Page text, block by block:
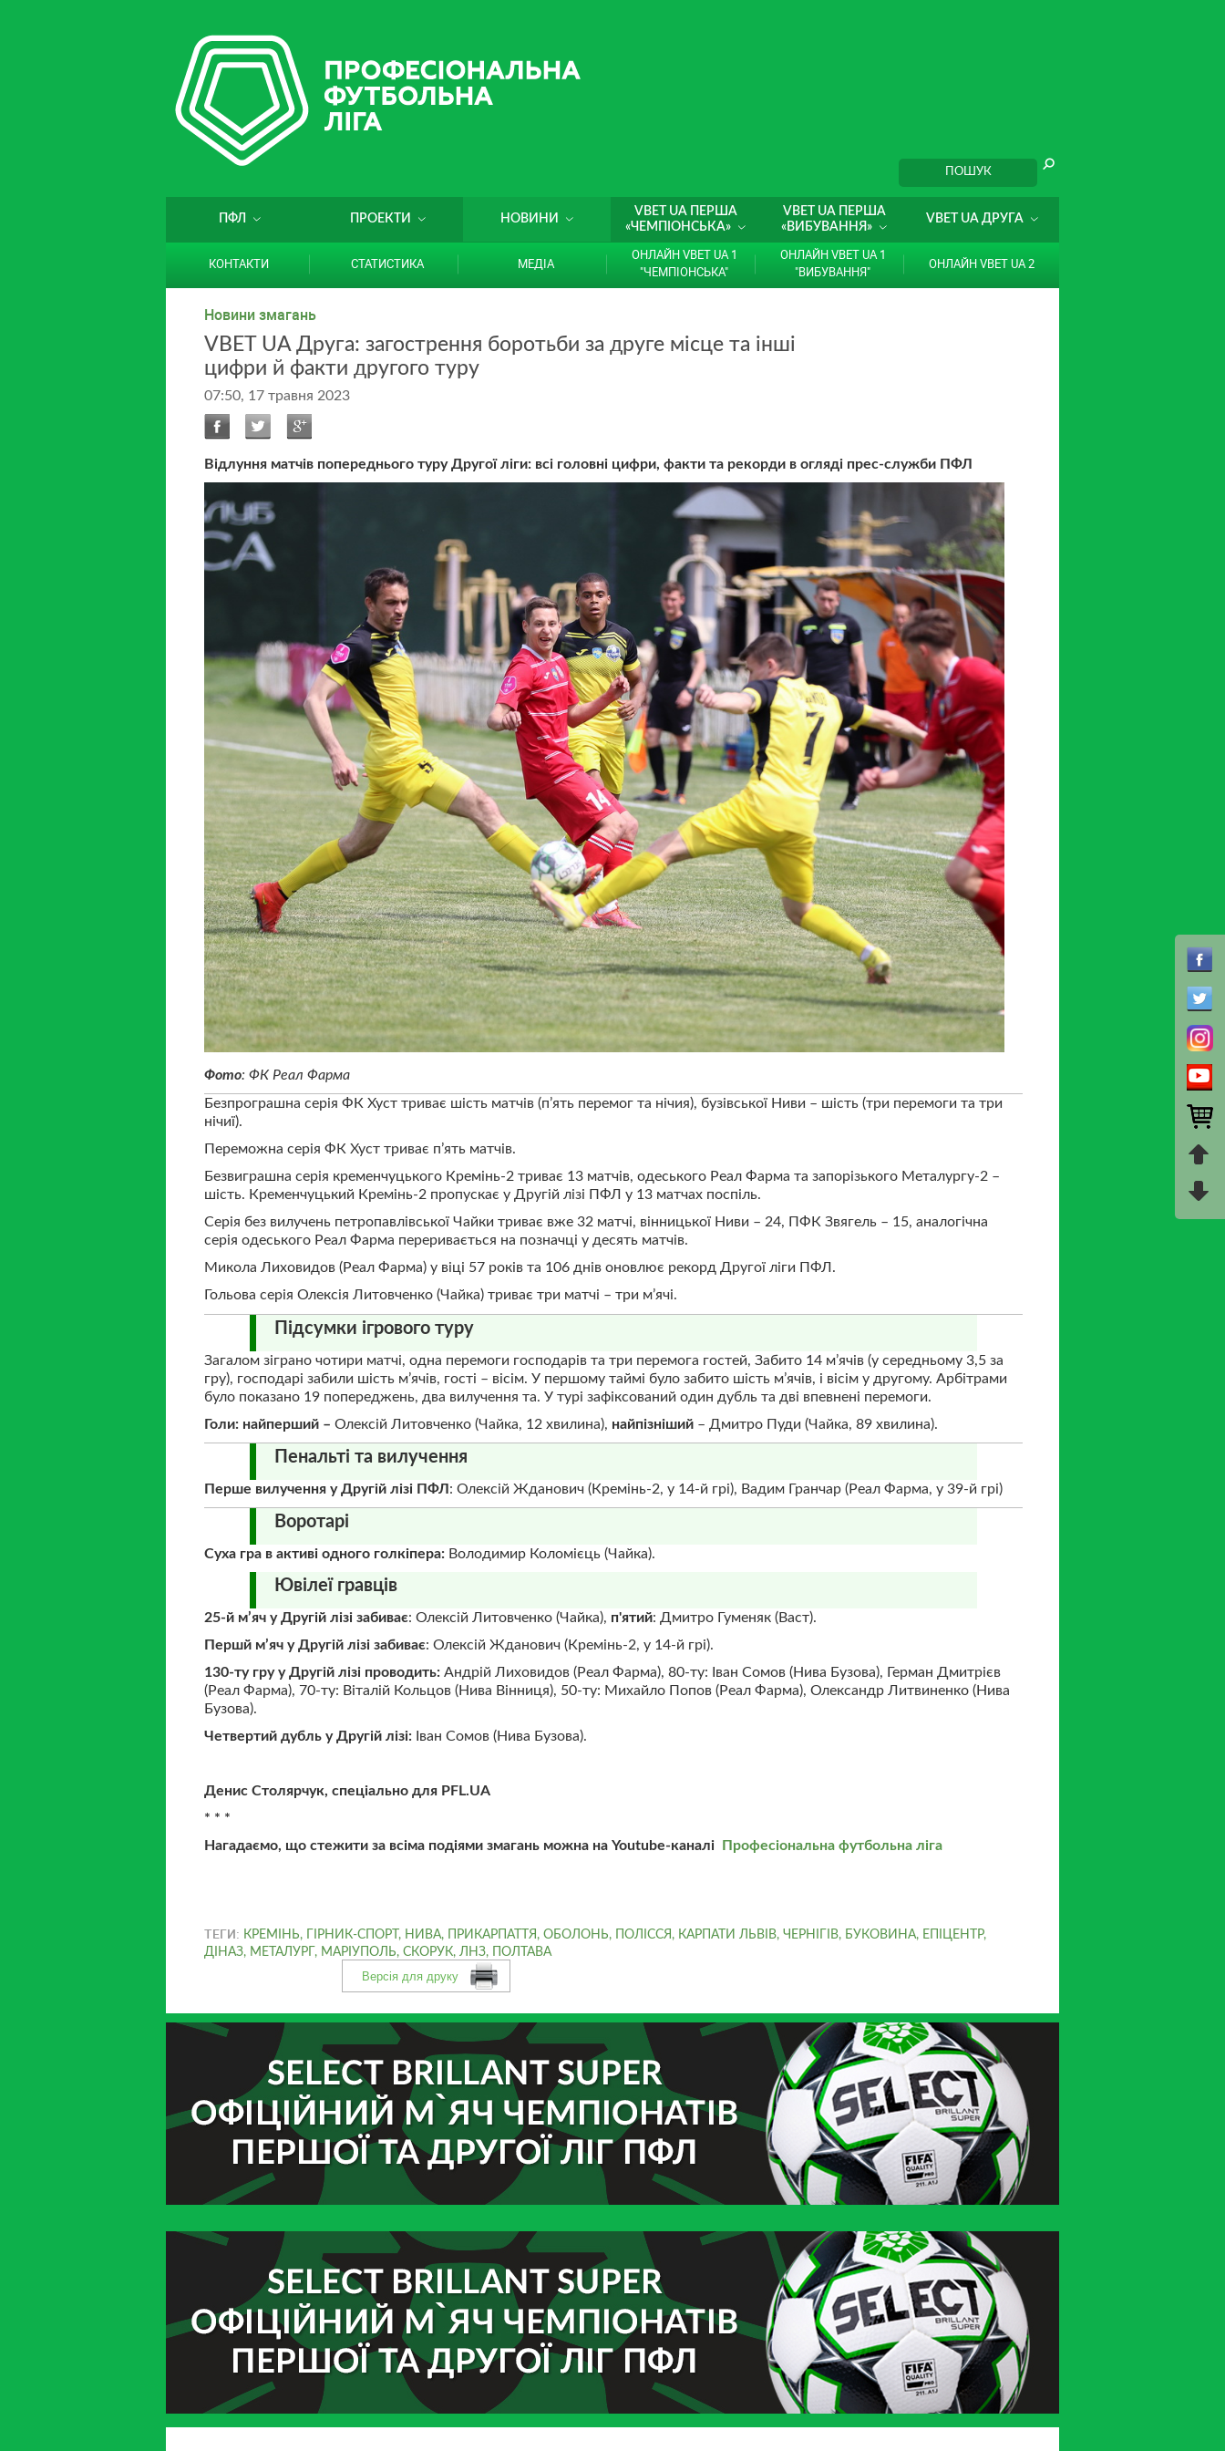
ПФЛ ПРОЕКТИ НОВИНИ
VBET UA ПЕРША
«ЧЕМПІОНСЬКА»
VBET UA ПЕРША
«ВИБУВАННЯ»
VBET UA ДРУГА
КОНТАКТИ СТАТИСТИКА МЕДІА
ОНЛАЙН VBET UA 1
"ЧЕМПІОНСЬКА"
ОНЛАЙН VBET UA 1
"ВИБУВАННЯ"
ОНЛАЙН VBET UA 2
Новини змагань
VBET UA Друга: загострення боротьби за друге місце та інші
цифри й факти другого туру
07:50, 17 травня 2023
Відлуння матчів попереднього туру Другої ліги: всі головні цифри, факти та рекорди в огляді прес-служби ПФЛ
Фото: ФК Реал Фарма
Безпрограшна серія ФК Хуст триває шість матчів (п’ять перемог та нічия), бузівської Ниви – шість (три перемоги та три
нічиї).
Переможна серія ФК Хуст триває п’ять матчів.
Безвиграшна серія кременчуцького Кремінь-2 триває 13 матчів, одеського Реал Фарма та запорізького Металургу-2 –
шість. Кременчуцький Кремінь-2 пропускає у Другій лізі ПФЛ у 13 матчах поспіль.
Серія без вилучень петропавлівської Чайки триває вже 32 матчі, вінницької Ниви – 24, ПФК Звягель – 15, аналогічна
серія одеського Реал Фарма переривається на позначці у десять матчів.
Микола Лиховидов (Реал Фарма) у віці 57 років та 106 днів оновлює рекорд Другої ліги ПФЛ.
Гольова серія Олексія Литовченко (Чайка) триває три матчі – три м’ячі.
Підсумки ігрового туру
Загалом зіграно чотири матчі, одна перемоги господарів та три перемога гостей, Забито 14 м’ячів (у середньому 3,5 за
гру), господарі забили шість м’ячів, гості – вісім. У першому таймі було забито шість м’ячів, і вісім у другому. Арбітрами
було показано 19 попереджень, два вилучення та. У турі зафіксований один дубль та дві впевнені перемоги.
Голи: найперший – Олексій Литовченко (Чайка, 12 хвилина), найпізніший – Дмитро Пуди (Чайка, 89 хвилина).
Пенальті та вилучення
Перше вилучення у Другій лізі ПФЛ : Олексій Жданович (Кремінь-2, у 14-й грі), Вадим Гранчар (Реал Фарма, у 39-й грі)
Воротарі
Суха гра в активі одного голкіпера: Володимир Коломієць (Чайка).
Ювілеї гравців
25-й м’яч у Другій лізі забиває: Олексій Литовченко (Чайка), п'ятий: Дмитро Гуменяк (Васт).
Першй м’яч у Другій лізі забиває: Олексій Жданович (Кремінь-2, у 14-й грі).
130-ту гру у Другій лізі проводить: Андрій Лиховидов (Реал Фарма), 80-ту: Іван Сомов (Нива Бузова), Герман Дмитрієв
(Реал Фарма), 70-ту: Віталій Кольцов (Нива Вінниця), 50-ту: Михайло Попов (Реал Фарма), Олександр Литвиненко (Нива
Бузова).
Четвертий дубль у Другій лізі: Іван Сомов (Нива Бузова).
Денис Столярчук, спеціально для PFL.UA
* * *
Нагадаємо, що стежити за всіма подіями змагань можна на Youtube-каналі
Професіональна футбольна ліга
ТЕГИ: КРЕМІНЬ, ГІРНИК-СПОРТ , НИВА, ПРИКАРПАТТЯ , ОБОЛОНЬ, ПОЛІССЯ , КАРПАТИ ЛЬВІВ, ЧЕРНІГІВ, БУКОВИНА, ЕПІЦЕНТР,
ДІНАЗ, МЕТАЛУРГ , МАРІУПОЛЬ, СКОРУК, ЛНЗ, ПОЛТАВА